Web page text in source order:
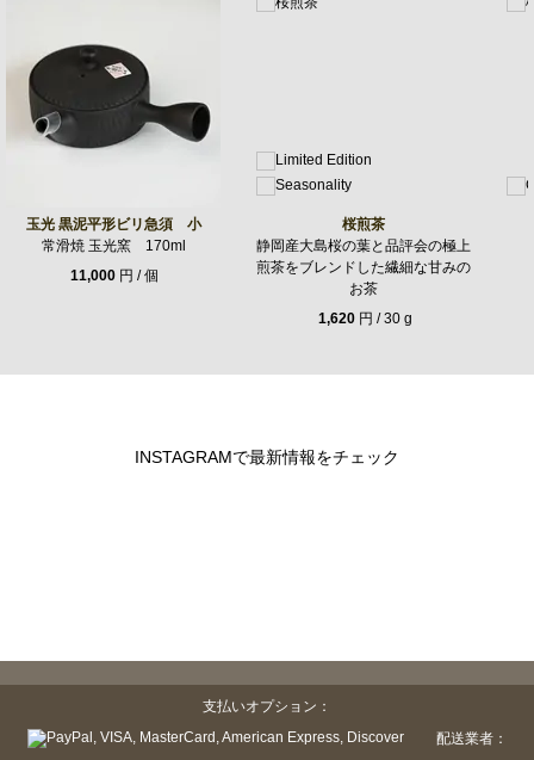
玉光 黒泥平形ビリ急須 小
常滑焼 玉光窯 170ml
11,000 円 / 個
桜煎茶
静岡産大島桜の葉と品評会の極上
煎茶をブレンドした繊細な甘みの
お茶
1,620円 / 30 g
INSTAGRAMで最新情報をチェック
支払いオプション：
配送業者：